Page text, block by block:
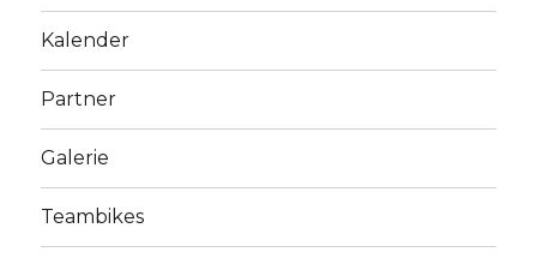
Kalender
Partner
Galerie
Teambikes